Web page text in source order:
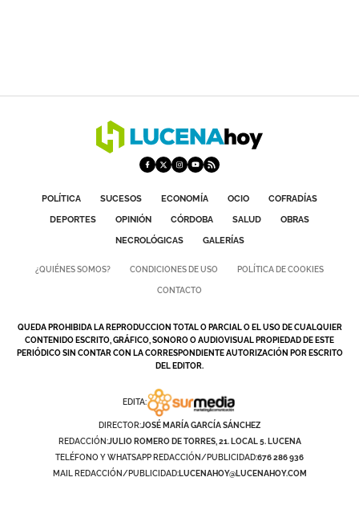
POLÍTICA SUCESOS ECONOMÍA OCIO
COFRADÍAS
DEPORTES
OPINIÓN CÓRDOBA SALUD
OBRAS
NECROLÓGICAS
GALERÍAS
¿QUIÉNES SOMOS? CONDICIONES DE USO POLÍTICA DE COOKIES
CONTACTO
QUEDA PROHIBIDA LA REPRODUCCION TOTAL O PARCIAL O EL USO DE CUALQUIER
CONTENIDO ESCRITO, GRÁFICO, SONORO O AUDIOVISUAL PROPIEDAD DE ESTE
PERIÓDICO SIN CONTAR CON LA CORRESPONDIENTE AUTORIZACIÓN POR ESCRITO
DEL EDITOR.
EDITA:
DIRECTOR:JOSÉ MARÍA GARCÍA SÁNCHEZ
REDACCIÓN:JULIO ROMERO DE TORRES, 21. LOCAL 5. LUCENA
TELÉFONO Y WHATSAPP REDACCIÓN/PUBLICIDAD:676 286 936
MAIL REDACCIÓN/PUBLICIDAD:LUCENAHOY@LUCENAHOY.COM